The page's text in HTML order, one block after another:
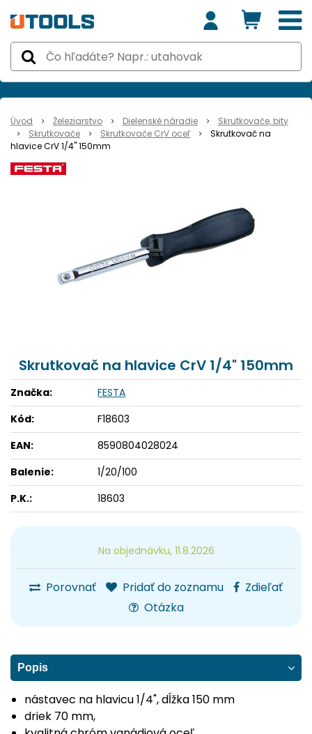
Úvod Železiarstvo Dielenské náradie
Skrutkovače, bity
Skrutkovače
Skrutkovače CrV oceľ
Skrutkovač na
hlavice CrV 1/4" 150mm
Na objednávku, 11.8.2026
Porovnať Pridať do zoznamu
Zdieľať
Otázka
Skrutkovač na hlavice CrV 1/4" 150mm
Značka:
FESTA
Kód:
F18603
EAN:
8590804028024
Balenie:
1/20/100
P.K.:
18603
Popis
nástavec na hlavicu 1/4", dĺžka 150 mm
driek 70 mm,